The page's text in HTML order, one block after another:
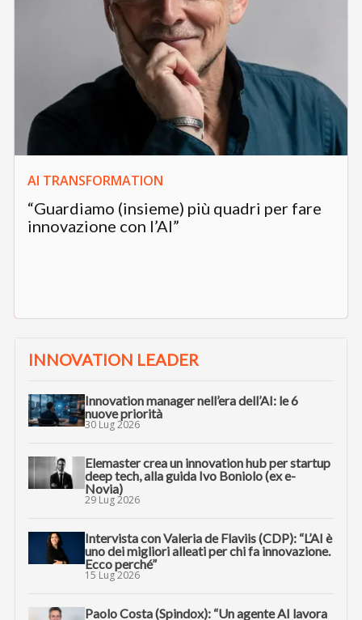
AI TRANSFORMATION
“Guardiamo (insieme) più quadri per fare
innovazione con l’AI”
INNOVATION LEADER
Innovation manager nell’era dell’AI: le 6
nuove priorità
30 Lug 2026
Elemaster crea un innovation hub per startup
deep tech, alla guida Ivo Boniolo (ex e-
Novia)
29 Lug 2026
Intervista con Valeria de Flaviis (CDP): “L’AI è
uno dei migliori alleati per chi fa innovazione.
Ecco perché”
15 Lug 2026
Paolo Costa (Spindox): “Un agente AI lavora